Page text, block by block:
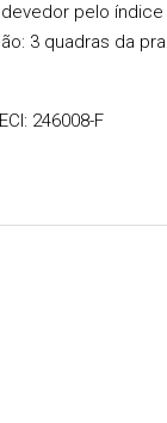
pelo índice
3 quadras da
246008-F